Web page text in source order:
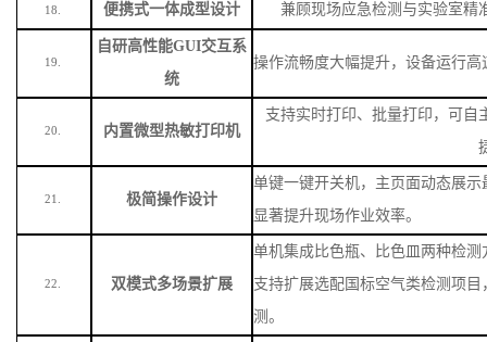
18. 便携式一体成型设计 兼顾现场应急检测与实验室精
19.
自研高性能GUI交互系
统
操作流畅度大幅提升，设备运行
20. 内置微型热敏打印机
支持实时打印、批量打印，可自
21. 极简操作设计
单键一键开关机，主页面动态展
显著提升现场作业效率。
22. 双模式多场景扩展
单机集成比色瓶、比色皿两种检
支持扩展选配国标空气类检测项
测。